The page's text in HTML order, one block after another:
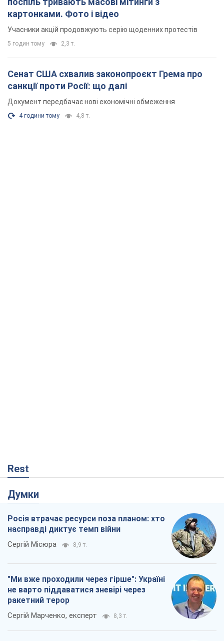
картонками. Фото і відео
Учасники акцій продовжують серію щоденних протестів
5 годин тому 2,3 т.
Сенат США схвалив законопроєкт Грема про
санкції проти Росії: що далі
Документ передбачає нові економічні обмеження
4 години тому 4,8 т.
Rest
Думки
Росія втрачає ресурси поза планом: хто
насправді диктує темп війни
Сергій Місюра 8,9 т.
"Ми вже проходили через гірше": Україні
не варто піддаватися зневірі через
ракетний терор
Сергій Марченко, експерт 8,3 т.